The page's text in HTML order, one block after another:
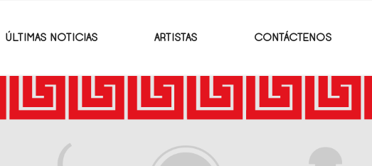
ÚLTIMAS NOTICIAS ARTISTAS CONTÁCTENOS